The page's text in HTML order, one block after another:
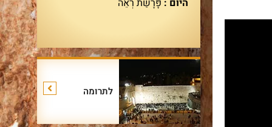
היום : פָּרָשַׁת רְאֵה
לתרומה